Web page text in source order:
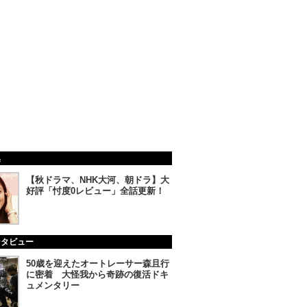
【秋ドラマ、NHK大河、朝ドラ】大
好評「忖度0レビュー」全話更新！
ビュー
50歳を迎えたオートレーサー森且行
に密着 大怪我から奇跡の復活ドキ
ュメンタリー